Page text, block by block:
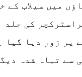
میں سیلاب کے
کی جلد
پر زور دیا گیا
سے تباہ شدہ